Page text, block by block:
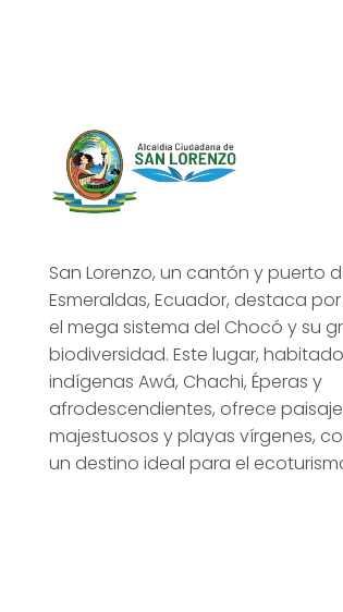
San Lorenzo, un cantón y puerto
Esmeraldas, Ecuador, destaca
el mega sistema del Chocó y su
biodiversidad. Este lugar,
indígenas Awá, Chachi, Éperas y
afrodescendientes, ofrece
majestuosos y playas vírgenes,
un destino ideal para el